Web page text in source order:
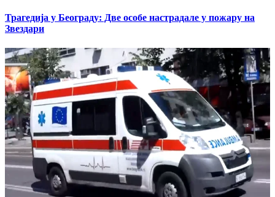
Трагедија у Београду: Две особе настрадале у пожару на
Звездари